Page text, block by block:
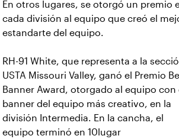
En otros lugares, se otorgó un premio
cada división al equipo que creó el
estandarte del equipo.
RH-91 White, que representa a la
USTA Missouri Valley, ganó el Premio
Banner Award, otorgado al equipo con
banner del equipo más creativo, en la
división Intermedia. En la cancha, el
equipo terminó en 10lugar